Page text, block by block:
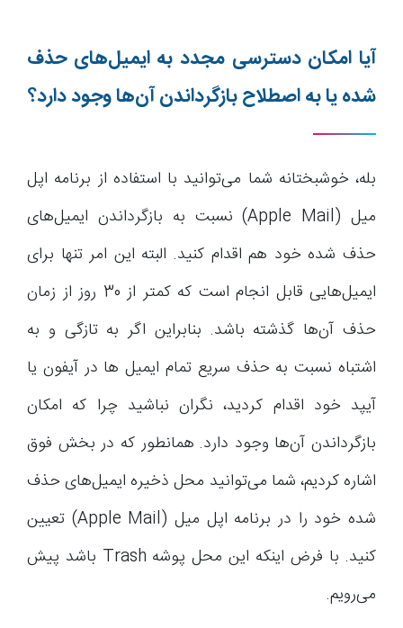
آیا امکان دسترسی مجدد به ایمیل‌های حذف
شده یا به اصطلاح بازگرداندن آن‌ها وجود دارد؟
بله، خوشبختانه شما می‌توانید با استفاده از برنامه اپل
میل (Apple Mail) نسبت به بازگرداندن ایمیل‌های
حذف شده خود هم اقدام کنید. البته این امر تنها برای
ایمیل‌هایی قابل انجام است که کمتر از 30 روز از زمان
حذف آن‌ها گذشته باشد. بنابراین اگر به تازگی و به
اشتباه نسبت به حذف سریع تمام ایمیل ها در آیفون یا
آیپد خود اقدام کردید، نگران نباشید چرا که امکان
بازگرداندن آن‌ها وجود دارد. همانطور که در بخش فوق
اشاره کردیم، شما می‌توانید محل ذخیره ایمیل‌های حذف
شده خود را در برنامه اپل میل (Apple Mail) تعیین
کنید. با فرض اینکه این محل پوشه‌ Trash باشد پیش
می‌رویم.